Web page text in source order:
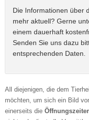
Adresse *
Die Informationen über
mehr aktuell? Gerne
einem dauerhaft
Senden Sie uns dazu
entsprechenden Daten.
All diejenigen, die dem
möchten, um sich ein Bild
einerseits die